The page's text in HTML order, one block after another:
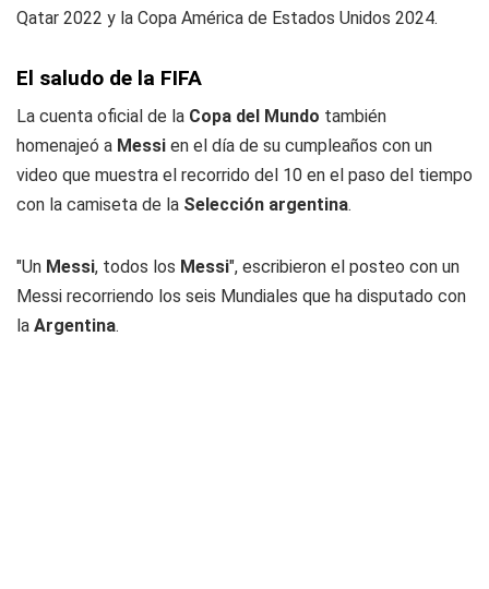
Qatar 2022 y la Copa América de Estados Unidos 2024.
El saludo de la FIFA
La cuenta oficial de la Copa del Mundo también
homenajeó a Messi en el día de su cumpleaños con un
video que muestra el recorrido del 10 en el paso del tiempo
con la camiseta de la Selección argentina.
"Un Messi, todos los Messi", escribieron el posteo con un
Messi recorriendo los seis Mundiales que ha disputado con
la Argentina.